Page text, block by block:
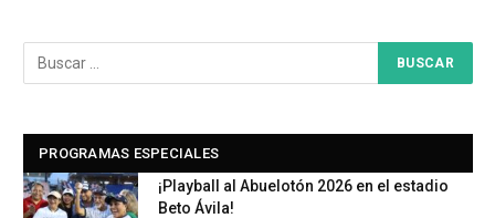
PROGRAMAS ESPECIALES
¡Playball al Abuelotón 2026 en el estadio
Beto Ávila!